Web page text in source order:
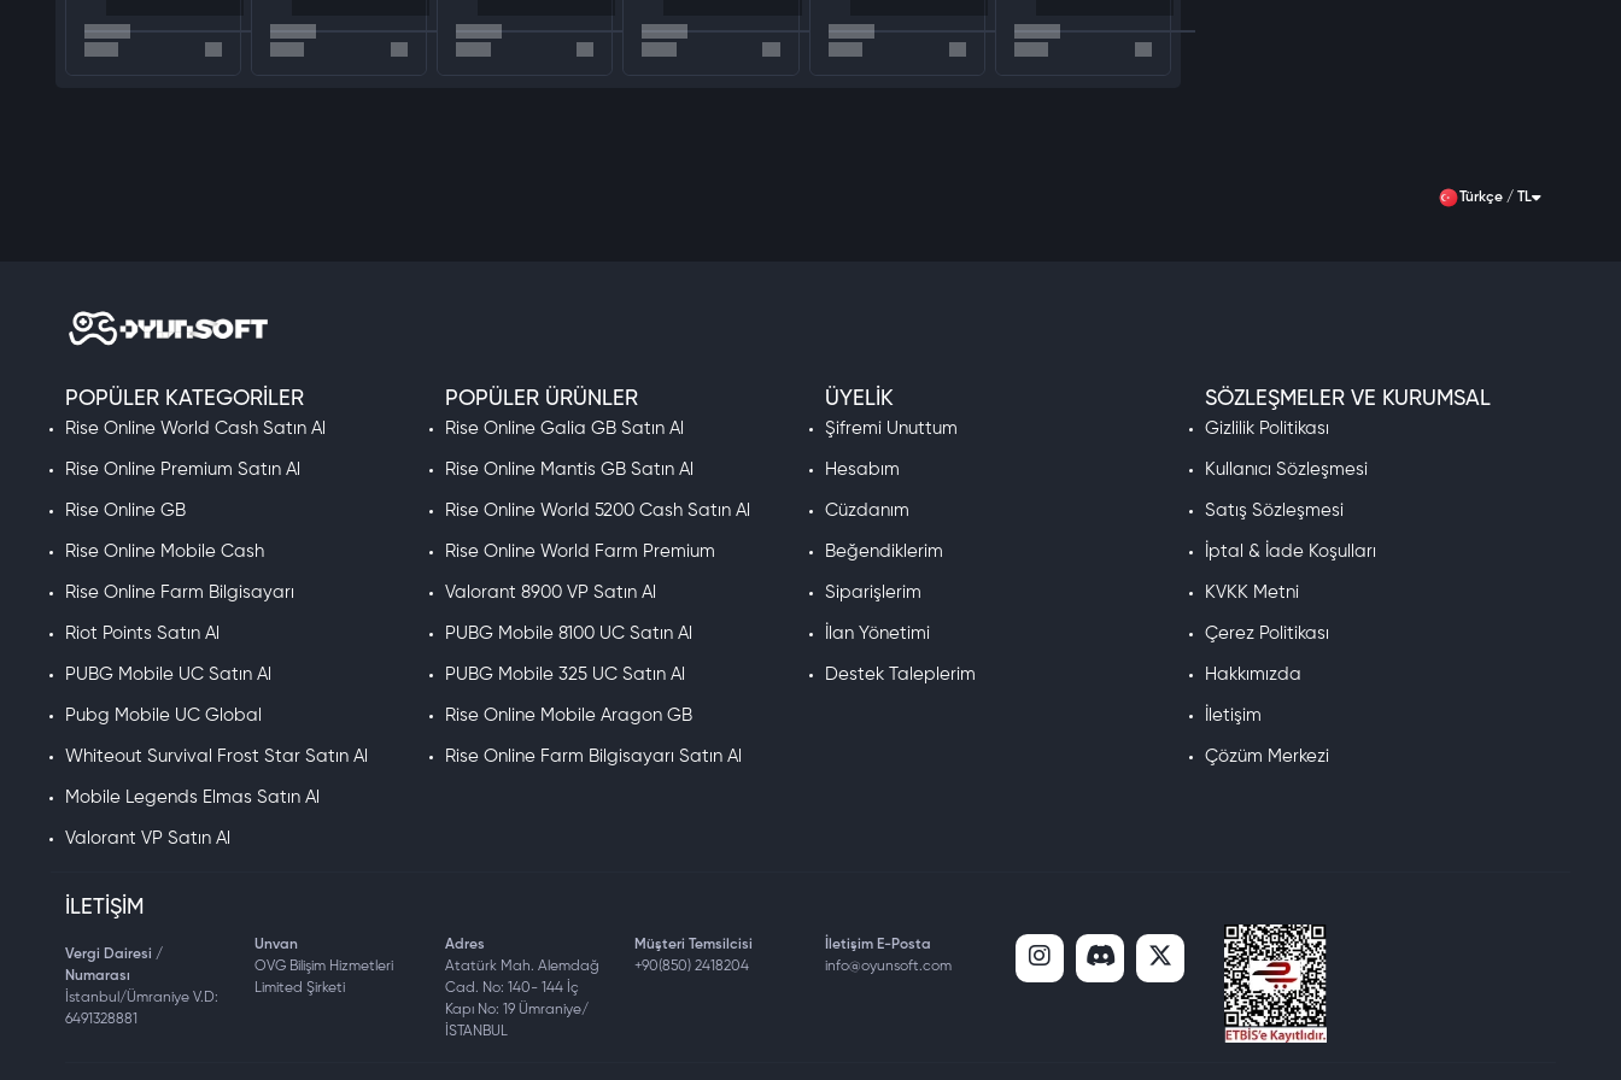
Bu paket, küçük alımlar için idealdir ve oyun içinde size büyük avantajlar sağlar.
Elmaslarınız Yüklensin:
İşlemi tamamladıktan sonra, elmaslarınız anında hesabınıza yüklenir.
Hemen OyunSoft’tan Mobile Legends Elmas satın alın ve rakiplerinizi geride bırakın!
Mobile Legends Elmas ile Neler Yapabilirsiniz?
715 Elmas, oyun içi birçok öğeyi satın almanızı sağlar:
Kostüm Denemeleri:Favori kahramanlarınız için yeni kostümleri deneyebilirsiniz.
Etkinlik Ödülleri: Elmaslarınızı özel etkinliklerde ödül kazanmak için kullanabilirsiniz.
Neden OyunSoft’u Tercih Etmelisiniz?
7/24 Canlı Destek:
Güvenli Ödeme:
Kişisel bilgileriniz koruma altındadır.
Türkiye’ye Özel Fiyatlar:En uygun fiyatlarla TL üzerinden ödeme yapabilirsiniz.
En Uygun Fiyatlarla Mobile Legends
Türkçe / TL
POPÜLER KATEGORILER
Rise Online World Cash Satın Al
Rise Online Premium Satın Al
Rise Online GB
Rise Online Mobile Cash
Rise Online Farm Bilgisayarı
Riot Points Satın Al
PUBG Mobile UC Satın Al
Pubg Mobile UC Global
Whiteout Survival Frost Star Satın Al
Mobile Legends Elmas Satın Al
Valorant VP Satın Al
POPÜLER ÜRÜNLER
Rise Online Galia GB Satın Al
Rise Online Mantis GB Satın Al
Rise Online World 5200 Cash Satın Al
Rise Online World Farm Premium
Valorant 8900 VP Satın Al
PUBG Mobile 8100 UC Satın Al
PUBG Mobile 325 UC Satın Al
Rise Online Mobile Aragon GB
Rise Online Farm Bilgisayarı Satın Al
ÜYELIK
Şifremi Unuttum
Hesabım
Cüzdanım
Beğendiklerim
Siparişlerim
İlan Yönetimi
Destek Taleplerim
SÖZLEŞMELER VE KURUMSAL
Gizlilik Politikası
Kullanıcı Sözleşmesi
Satış Sözleşmesi
İptal & İade Koşulları
KVKK Metni
Çerez Politikası
Hakkımızda
İletişim
Çözüm Merkezi
İLETIŞIM
Vergi Dairesi /
Numarası
İstanbul/Ümraniye V.D:
6491328881
Unvan
OVG Bilişim Hizmetleri
Limited Şirketi
Adres
Atatürk Mah. Alemdağ
Cad. No: 140- 144 İç
Kapı No: 19 Ümraniye/
İSTANBUL
Müşteri Temsilcisi
+90(850) 2418204
İletişim E-Posta
info@oyunsoft.com